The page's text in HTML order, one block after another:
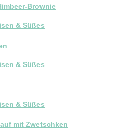
Brownie
& Süßes
& Süßes
& Süßes
mit Zwetschken